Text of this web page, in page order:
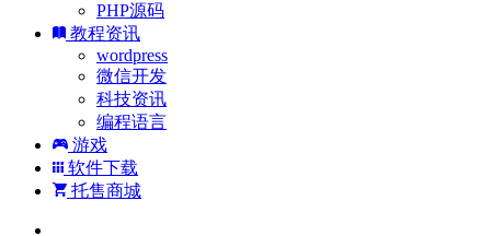
PHP源码
教程资讯
wordpress
微信开发
科技资讯
编程语言
游戏
软件下载
托售商城